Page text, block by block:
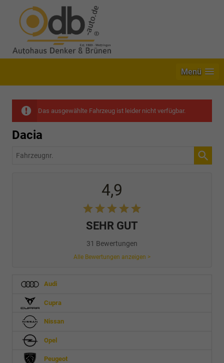
Menü
Das ausgewählte Fahrzeug ist leider nicht verfügbar.
Dacia
Fahrzeugnr.
4,9
SEHR GUT
31 Bewertungen
Alle Bewertungen anzeigen >
Audi
Cupra
Nissan
Opel
Peugeot